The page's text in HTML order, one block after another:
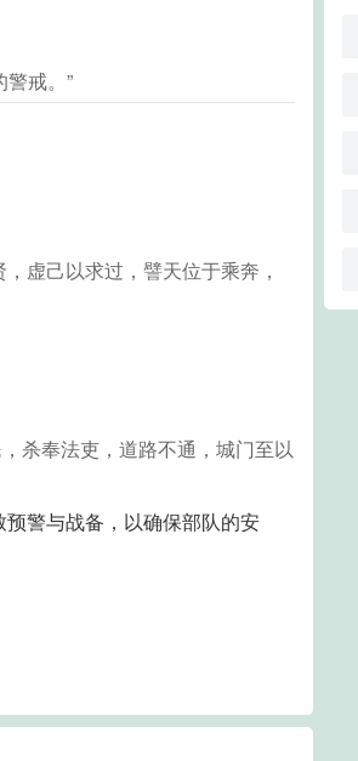
戒。”
，虚己以求过，譬天位于乘奔，
杀奉法吏，道路不通，城门至以
警与战备，以确保部队的安